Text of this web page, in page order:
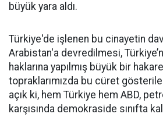
büyük yara aldı.
Türkiye'de işlenen bu cinayetin
Arabistan'a devredilmesi,
haklarına yapılmış büyük bir
topraklarımızda bu cüret
açık ki, hem Türkiye hem ABD,
karşısında demokraside sınıfta